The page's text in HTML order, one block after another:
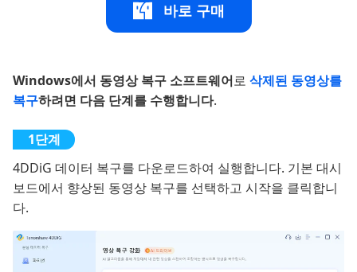
바로 구매
Windows에서 동영상 복구 소프트웨어로 삭제된 동영상를
복구하려면 다음 단계를 수행합니다.
4DDiG 데이터 복구를 다운로드하여 실행합니다. 기본 대시
보드에서 향상된 동영상 복구를 선택하고 시작을 클릭합니
다.